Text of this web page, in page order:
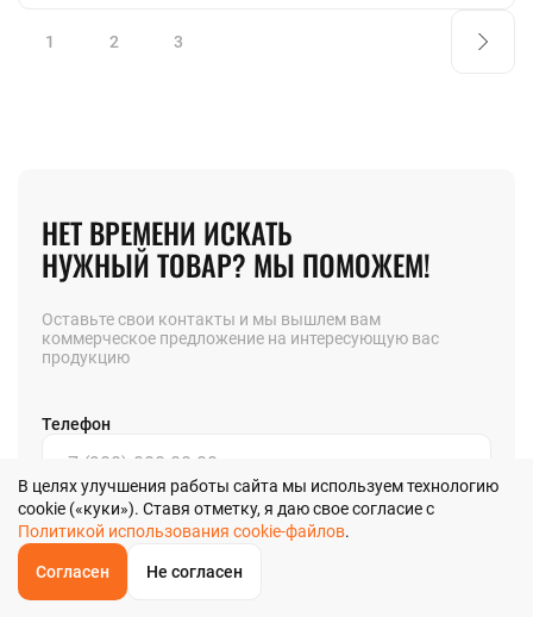
ОБРАТНЫЙЗВОНОК
1 2 3
НЕТ ВРЕМЕНИ ИСКАТЬ
НУЖНЫЙ ТОВАР? МЫ ПОМОЖЕМ!
Оставьте свои контакты и мы вышлем вам
коммерческое предложение на интересующую вас
продукцию
Телефон
Позвоните мне
Я даю согласиена обработку своих персональных данных в
Политикой обработки персональных данных
Главная
В целях улучшения работы сайта мы используем технологию
cookie («куки»). Ставя отметку, я даю свое согласие с
Политикой использования cookie-файлов.
Согласен Не согласен